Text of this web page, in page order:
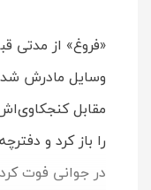
«فروغ» از مدتی
وسایل مادرش
مقابل
را باز کرد و
در جوانی فوت